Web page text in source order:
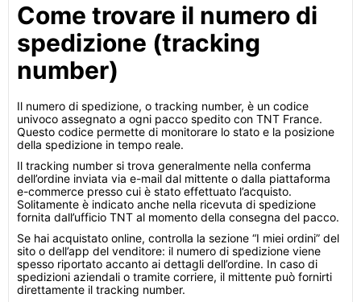
Come trovare il numero di
spedizione (tracking
number)
Il numero di spedizione, o tracking number, è un codice
univoco assegnato a ogni pacco spedito con TNT France.
Questo codice permette di monitorare lo stato e la posizione
della spedizione in tempo reale.
Il tracking number si trova generalmente nella conferma
dell’ordine inviata via e-mail dal mittente o dalla piattaforma
e-commerce presso cui è stato effettuato l’acquisto.
Solitamente è indicato anche nella ricevuta di spedizione
fornita dall’ufficio TNT al momento della consegna del pacco.
Se hai acquistato online, controlla la sezione “I miei ordini” del
sito o dell’app del venditore: il numero di spedizione viene
spesso riportato accanto ai dettagli dell’ordine. In caso di
spedizioni aziendali o tramite corriere, il mittente può fornirti
direttamente il tracking number.